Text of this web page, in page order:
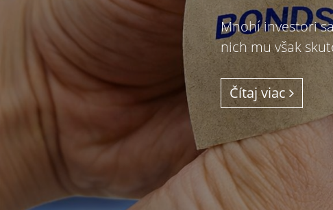
Mnohí investori
nich mu však
Čítaj viac